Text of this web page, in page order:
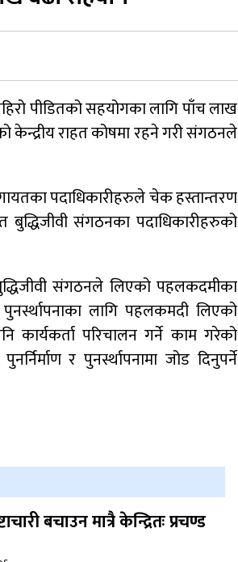
पीडितको सहयोगका लागि पाँच लाख
केन्द्रीय राहत कोषमा रहने गरी संगठनले
पदाधिकारीहरुले चेक हस्तान्तरण
बुद्धिजीवी संगठनका पदाधिकारीहरुको
संगठनले लिएको पहलकदमीका
पुनर्स्थापनाका लागि पहलकमदी लिएको
कार्यकर्ता परिचालन गर्ने काम गरेको
र पुनर्स्थापनामा जोड दिनुपर्ने
बचाउन मात्रै केन्द्रितः प्रचण्ड